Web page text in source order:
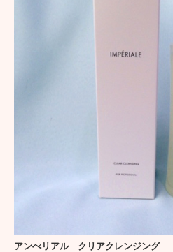
アンぺリアル クリアクレンジング